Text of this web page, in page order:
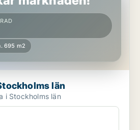
695 m2
län
i Stockholms län